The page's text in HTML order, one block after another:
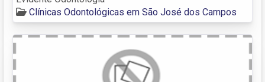
Clínicas Odontológicas em São José dos Campos